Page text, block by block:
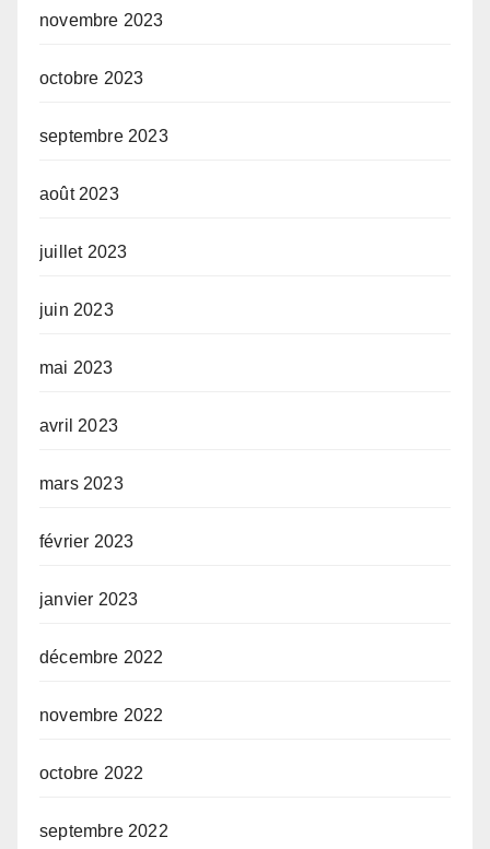
novembre 2023
octobre 2023
septembre 2023
août 2023
juillet 2023
juin 2023
mai 2023
avril 2023
mars 2023
février 2023
janvier 2023
décembre 2022
novembre 2022
octobre 2022
septembre 2022